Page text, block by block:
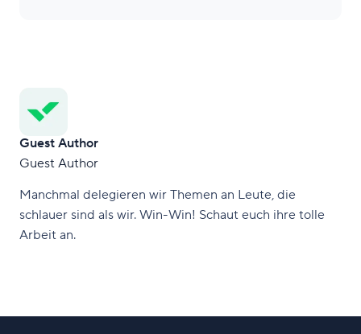
Guest Author
Guest Author
Manchmal delegieren wir Themen an Leute, die
schlauer sind als wir. Win-Win! Schaut euch ihre tolle
Arbeit an.